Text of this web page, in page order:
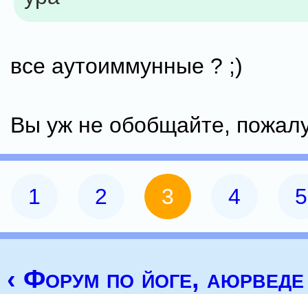
все аутоиммунные ? ;)
Вы уж не обобщайте,
1 2 3 4 5
‹ Форум по йоге,